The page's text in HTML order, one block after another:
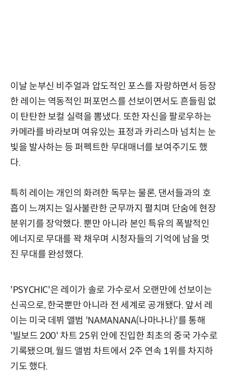
이날 눈부신 비주얼과 압도적인 포스를 자랑하면서 등장
한 레이는 역동적인 퍼포먼스를 선보이면서도 흔들림 없
이 탄탄한 보컬 실력을 뽐냈다. 또한 자신을 팔로우하는
카메라를 바라보며 여유있는 표정과 카리스마 넘치는 눈
빛을 발사하는 등 퍼펙트한 무대매너를 보여주기도 했
다.
특히 레이는 개인의 화려한 독무는 물론, 댄서들과의 호
흡이 느껴지는 일사불란한 군무까지 펼치며 단숨에 현장
분위기를 장악했다. 뿐만 아니라 본인 특유의 폭발적인
에너지로 무대를 꽉 채우며 시청자들의 기억에 남을 멋
진 무대를 완성했다.
'PSYCHIC'은 레이가 솔로 가수로서 오랜만에 선보이는
신곡으로, 한국뿐만 아니라 전 세계로 공개됐다. 앞서 레
이는 미국 데뷔 앨범 'NAMANANA(나마나나)'를 통해
'빌보드 200' 차트 25위 안에 진입한 최초의 중국 가수로
기록됐으며, 월드 앨범 차트에서 2주 연속 1위를 차지하
기도 했다.